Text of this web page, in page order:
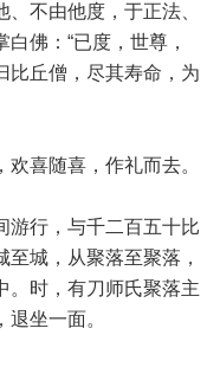
不由他度，于正法、
佛：“已度，世尊，
比丘僧，尽其寿命，为
喜随喜，作礼而去。
游行，与千二百五十比
城，从聚落至聚落，
。时，有刀师氏聚落主
坐一面。